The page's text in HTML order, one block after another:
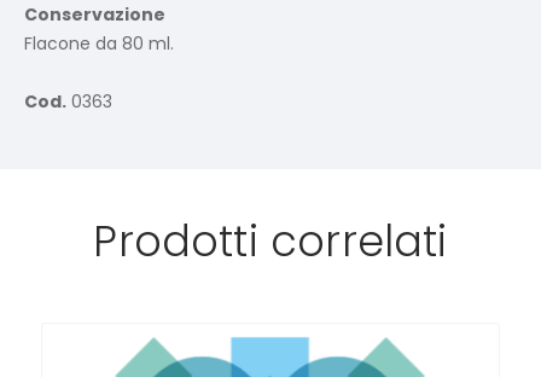
Conservazione
Flacone da 80 ml.
Cod. 0363
Prodotti correlati